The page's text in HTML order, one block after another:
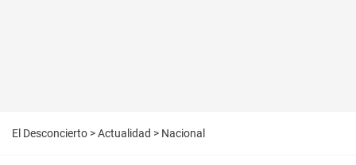
El Desconcierto >Actualidad > Nacional